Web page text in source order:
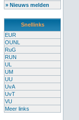
» Nieuws melden
Snellinks
EUR
OUNL
RuG
RUN
UL
UM
UU
UvA
UvT
VU
Meer links